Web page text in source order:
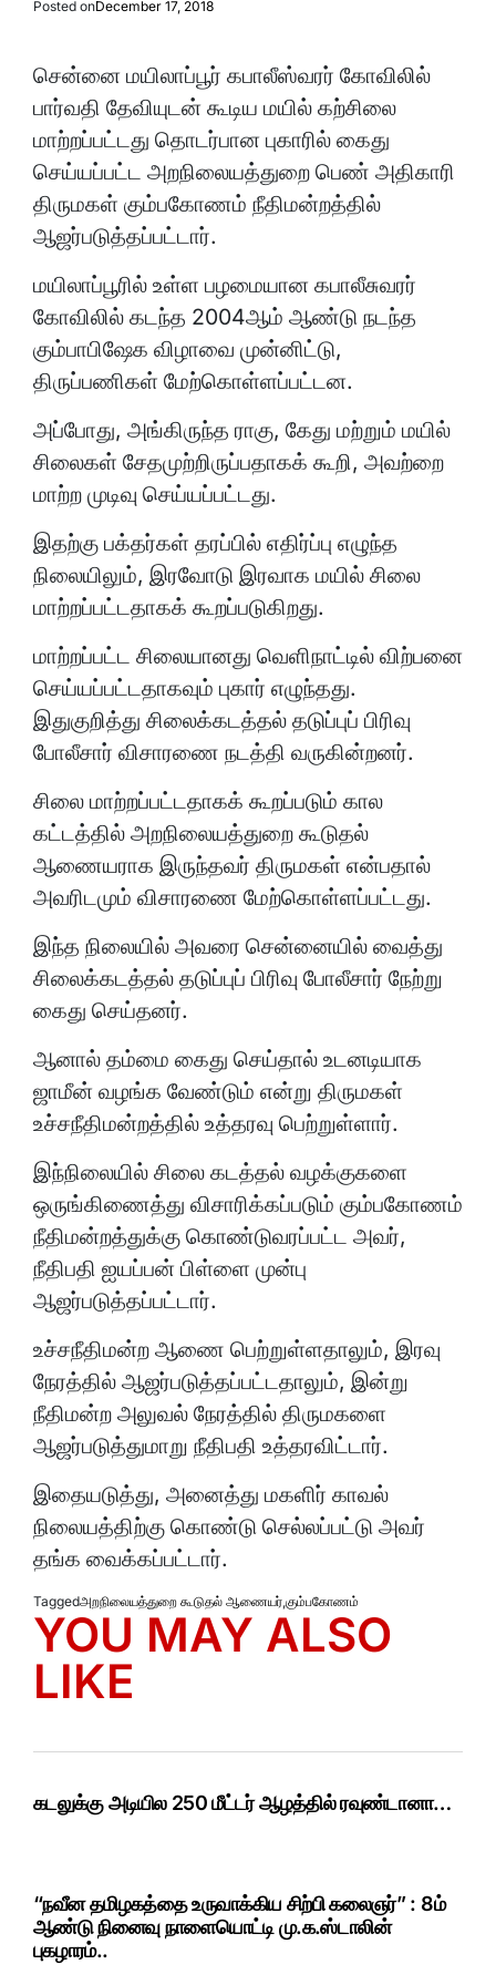
Posted onDecember 17, 2018
சென்னை மயிலாப்பூர் கபாலீஸ்வரர் கோவிலில்
பார்வதி தேவியுடன் கூடிய மயில் கற்சிலை
மாற்றப்பட்டது தொடர்பான புகாரில் கைது
செய்யப்பட்ட அறநிலையத்துறை பெண் அதிகாரி
திருமகள் கும்பகோணம் நீதிமன்றத்தில்
ஆஜர்படுத்தப்பட்டார்.
மயிலாப்பூரில் உள்ள பழமையான கபாலீசுவரர்
கோவிலில் கடந்த 2004ஆம் ஆண்டு நடந்த
கும்பாபிஷேக விழாவை முன்னிட்டு,
திருப்பணிகள் மேற்கொள்ளப்பட்டன.
அப்போது, அங்கிருந்த ராகு, கேது மற்றும் மயில்
சிலைகள் சேதமுற்றிருப்பதாகக் கூறி, அவற்றை
மாற்ற முடிவு செய்யப்பட்டது.
இதற்கு பக்தர்கள் தரப்பில் எதிர்ப்பு எழுந்த
நிலையிலும், இரவோடு இரவாக மயில் சிலை
மாற்றப்பட்டதாகக் கூறப்படுகிறது.
மாற்றப்பட்ட சிலையானது வெளிநாட்டில் விற்பனை
செய்யப்பட்டதாகவும் புகார் எழுந்தது.
இதுகுறித்து சிலைக்கடத்தல் தடுப்புப் பிரிவு
போலீசார் விசாரணை நடத்தி வருகின்றனர்.
சிலை மாற்றப்பட்டதாகக் கூறப்படும் கால
கட்டத்தில் அறநிலையத்துறை கூடுதல்
ஆணையராக இருந்தவர் திருமகள் என்பதால்
அவரிடமும் விசாரணை மேற்கொள்ளப்பட்டது.
இந்த நிலையில் அவரை சென்னையில் வைத்து
சிலைக்கடத்தல் தடுப்புப் பிரிவு போலீசார் நேற்று
கைது செய்தனர்.
ஆனால் தம்மை கைது செய்தால் உடனடியாக
ஜாமீன் வழங்க வேண்டும் என்று திருமகள்
உச்சநீதிமன்றத்தில் உத்தரவு பெற்றுள்ளார்.
இந்நிலையில் சிலை கடத்தல் வழக்குகளை
ஒருங்கிணைத்து விசாரிக்கப்படும் கும்பகோணம்
நீதிமன்றத்துக்கு கொண்டுவரப்பட்ட அவர்,
நீதிபதி ஐயப்பன் பிள்ளை முன்பு
ஆஜர்படுத்தப்பட்டார்.
உச்சநீதிமன்ற ஆணை பெற்றுள்ளதாலும், இரவு
நேரத்தில் ஆஜர்படுத்தப்பட்டதாலும், இன்று
நீதிமன்ற அலுவல் நேரத்தில் திருமகளை
ஆஜர்படுத்துமாறு நீதிபதி உத்தரவிட்டார்.
இதையடுத்து, அனைத்து மகளிர் காவல்
நிலையத்திற்கு கொண்டு செல்லப்பட்டு அவர்
தங்க வைக்கப்பட்டார்.
Taggedஅறநிலையத்துறை கூடுதல் ஆணையர்,கும்பகோணம்
YOU MAY ALSO
LIKE
கடலுக்கு அடியில 250 மீட்டர் ஆழத்தில் ரவுண்டானா…
“நவீன தமிழகத்தை உருவாக்கிய சிற்பி கலைஞர்” : 8ம்
ஆண்டு நினைவு நாளையொட்டி மு.க.ஸ்டாலின்
புகழாரம்..